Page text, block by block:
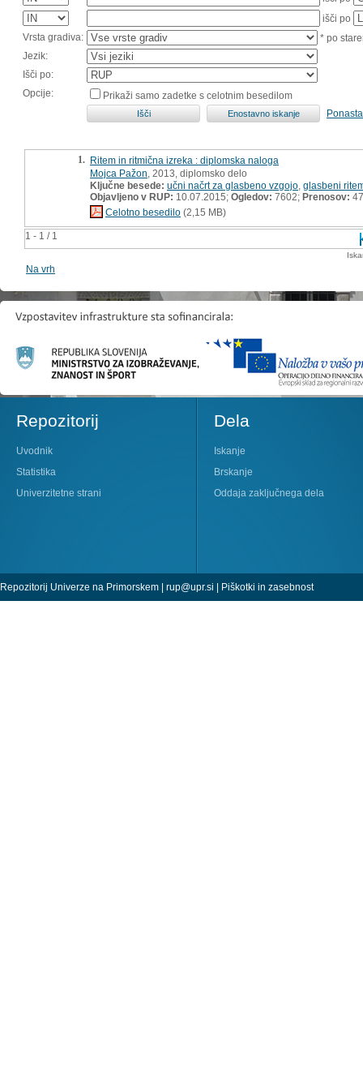
išči po
Vrsta gradiva:
* po
Jezik:
Išči po:
Opcije:
Prikaži samo zadetke s celotnim besedilom
1 - 1 / 1
1. Ritem in ritmična izreka : diplomska naloga
Mojca Pažon , 2013, diplomsko delo
Ključne besede: učni načrt za glasbeno vzgojo glasbeni
Objavljeno v RUP: 10.07.2015; Ogledov: 7602; Prenosov:
Celotno besedilo (2,15 MB)
Na vrh
Repozitorij
Uvodnik
Statistika
Univerzitetne strani
Dela
Iskanje
Brskanje
Oddaja zaključnega dela
Repozitorij Univerze na Primorskem | rup@upr.si | Piškotki in zasebnost